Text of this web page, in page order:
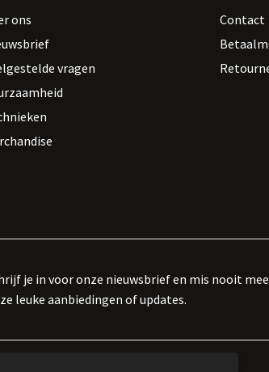
ons
vragen
Contact
je in voor onze nieuwsbrief en mis nooit
leuke aanbiedingen of updates.